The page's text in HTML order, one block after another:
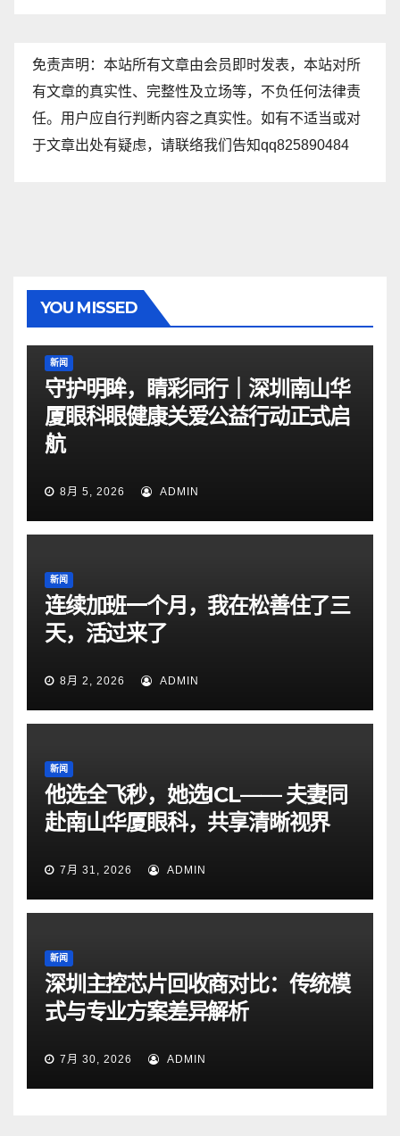
免责声明：本站所有文章由会员即时发表，本站对所
有文章的真实性、完整性及立场等，不负任何法律责
任。用户应自行判断内容之真实性。如有不适当或对
于文章出处有疑虑，请联络我们告知qq825890484
YOU MISSED
新闻
守护明眸，睛彩同行｜深圳南山华
厦眼科眼健康关爱公益行动正式启
航
8月 5, 2026 ADMIN
新闻
连续加班一个月，我在松善住了三
天，活过来了
8月 2, 2026 ADMIN
新闻
他选全飞秒，她选ICL—— 夫妻同
赴南山华厦眼科，共享清晰视界
7月 31, 2026 ADMIN
新闻
深圳主控芯片回收商对比：传统模
式与专业方案差异解析
7月 30, 2026 ADMIN